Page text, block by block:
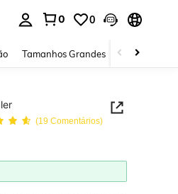
0 0
Tamanhos Grandes Joias e
(19 Comentários)